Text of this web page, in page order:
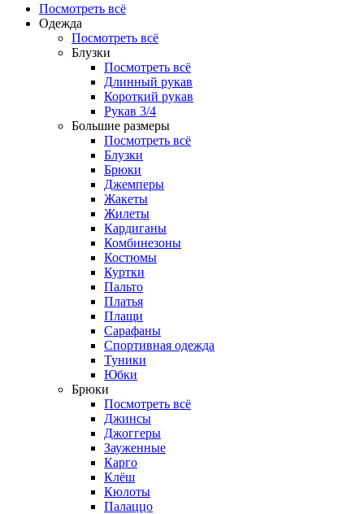
Посмотреть всё
Одежда
Посмотреть всё
Блузки
Посмотреть всё
Длинный рукав
Короткий рукав
Рукав 3/4
Большие размеры
Посмотреть всё
Блузки
Брюки
Джемперы
Жакеты
Жилеты
Кардиганы
Комбинезоны
Костюмы
Куртки
Пальто
Платья
Плащи
Сарафаны
Спортивная одежда
Туники
Юбки
Брюки
Посмотреть всё
Джинсы
Джоггеры
Зауженные
Карго
Клёш
Кюлоты
Палаццо